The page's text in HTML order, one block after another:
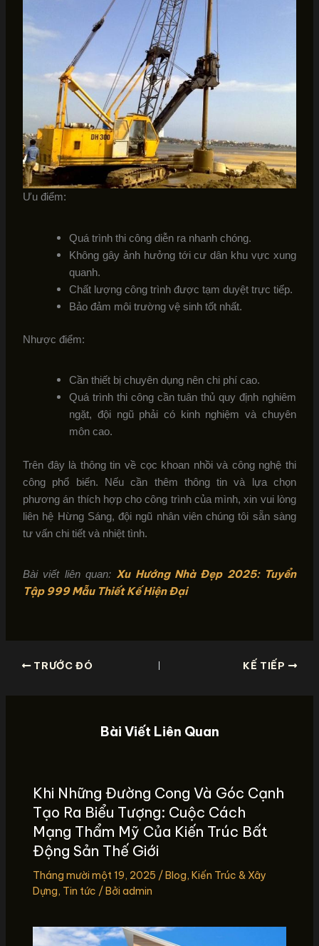
Ưu điểm:
Quá trình thi công diễn ra nhanh chóng.
Không gây ảnh hưởng tới cư dân khu vực xung
quanh.
Chất lượng công trình được tạm duyệt trực tiếp.
Bảo đảm môi trường vệ sinh tốt nhất.
Nhược điểm:
Cần thiết bị chuyên dụng nên chi phí cao.
Quá trình thi công cần tuân thủ quy định nghiêm
ngặt, đội ngũ phải có kinh nghiệm và chuyên
môn cao.
Trên đây là thông tin về cọc khoan nhồi và công nghệ thi
công phổ biến. Nếu cần thêm thông tin và lựa chọn
phương án thích hợp cho công trình của mình, xin vui lòng
liên hệ Hừng Sáng, đội ngũ nhân viên chúng tôi sẵn sàng
tư vấn chi tiết và nhiệt tình.
Bài viết liên quan: Xu Hướng Nhà Đẹp 2025: Tuyển
Tập 999 Mẫu Thiết Kế Hiện Đại
TRƯỚC ĐÓ KẾ TIẾP
Bài Viết Liên Quan
Khi Những Đường Cong Và Góc Cạnh
Tạo Ra Biểu Tượng: Cuộc Cách
Mạng Thẩm Mỹ Của Kiến Trúc Bất
Động Sản Thế Giới
Tháng mười một 19, 2025 /Blog, Kiến Trúc & Xây
Dựng, Tin tức / Bởi admin